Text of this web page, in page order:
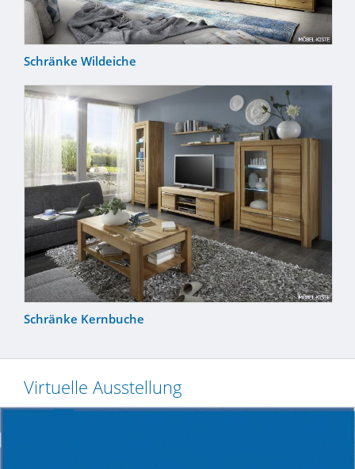
Schränke Wildeiche
Schränke Kernbuche
Virtuelle Ausstellung